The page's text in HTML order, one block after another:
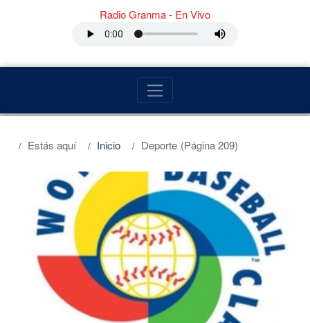
Radio Granma - En Vivo
Estás aquí Inicio Deporte (Página 209)